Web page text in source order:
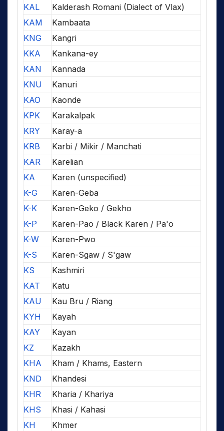
KAL
Kalderash Romani (Dialect of Vlax)
KAM
Kambaata
KNG
Kangri
KKA
Kankana-ey
KAN
Kannada
KNU
Kanuri
KAO
Kaonde
KPK
Karakalpak
KRY
Karay-a
KRB
Karbi / Mikir / Manchati
KAR
Karelian
KA
Karen (unspecified)
K-G
Karen-Geba
K-K
Karen-Geko / Gekho
K-P
Karen-Pao / Black Karen / Pa'o
K-W
Karen-Pwo
K-S
Karen-Sgaw / S'gaw
KS
Kashmiri
KAT
Katu
KAU
Kau Bru / Riang
KYH
Kayah
KAY
Kayan
KZ
Kazakh
KHA
Kham / Khams, Eastern
KND
Khandesi
KHR
Kharia / Khariya
KHS
Khasi / Kahasi
KH
Khmer